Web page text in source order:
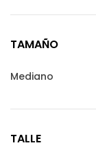
TAMAÑO
Mediano
TALLE